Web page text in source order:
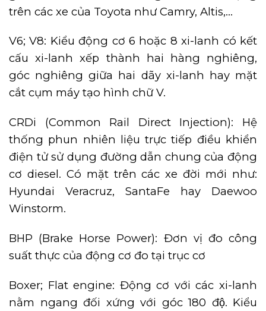
trên các xe của Toyota như Camry, Altis,…
V6; V8: Kiểu động cơ 6 hoặc 8 xi-lanh có kết
cấu xi-lanh xếp thành hai hàng nghiêng,
góc nghiêng giữa hai dãy xi-lanh hay mặt
cắt cụm máy tạo hình chữ V.
CRDi (Common Rail Direct Injection): Hệ
thống phun nhiên liệu trực tiếp điều khiển
điện tử sử dụng đường dẫn chung của động
cơ diesel. Có mặt trên các xe đời mới như:
Hyundai Veracruz, SantaFe hay Daewoo
Winstorm.
BHP (Brake Horse Power): Đơn vị đo công
suất thực của động cơ đo tại trục cơ
Boxer; Flat engine: Động cơ với các xi-lanh
nằm ngang đối xứng với góc 180 độ. Kiểu